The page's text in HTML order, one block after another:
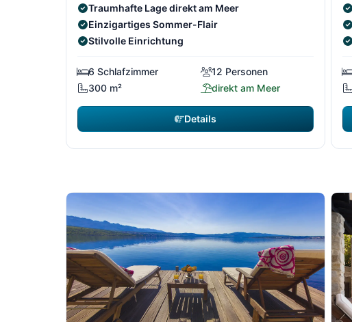
Traumhafte Lage direkt am Meer
Einzigartiges Sommer-Flair
Stilvolle Einrichtung
6 Schlafzimmer
12 Personen
300 m²
direkt am Meer
Details